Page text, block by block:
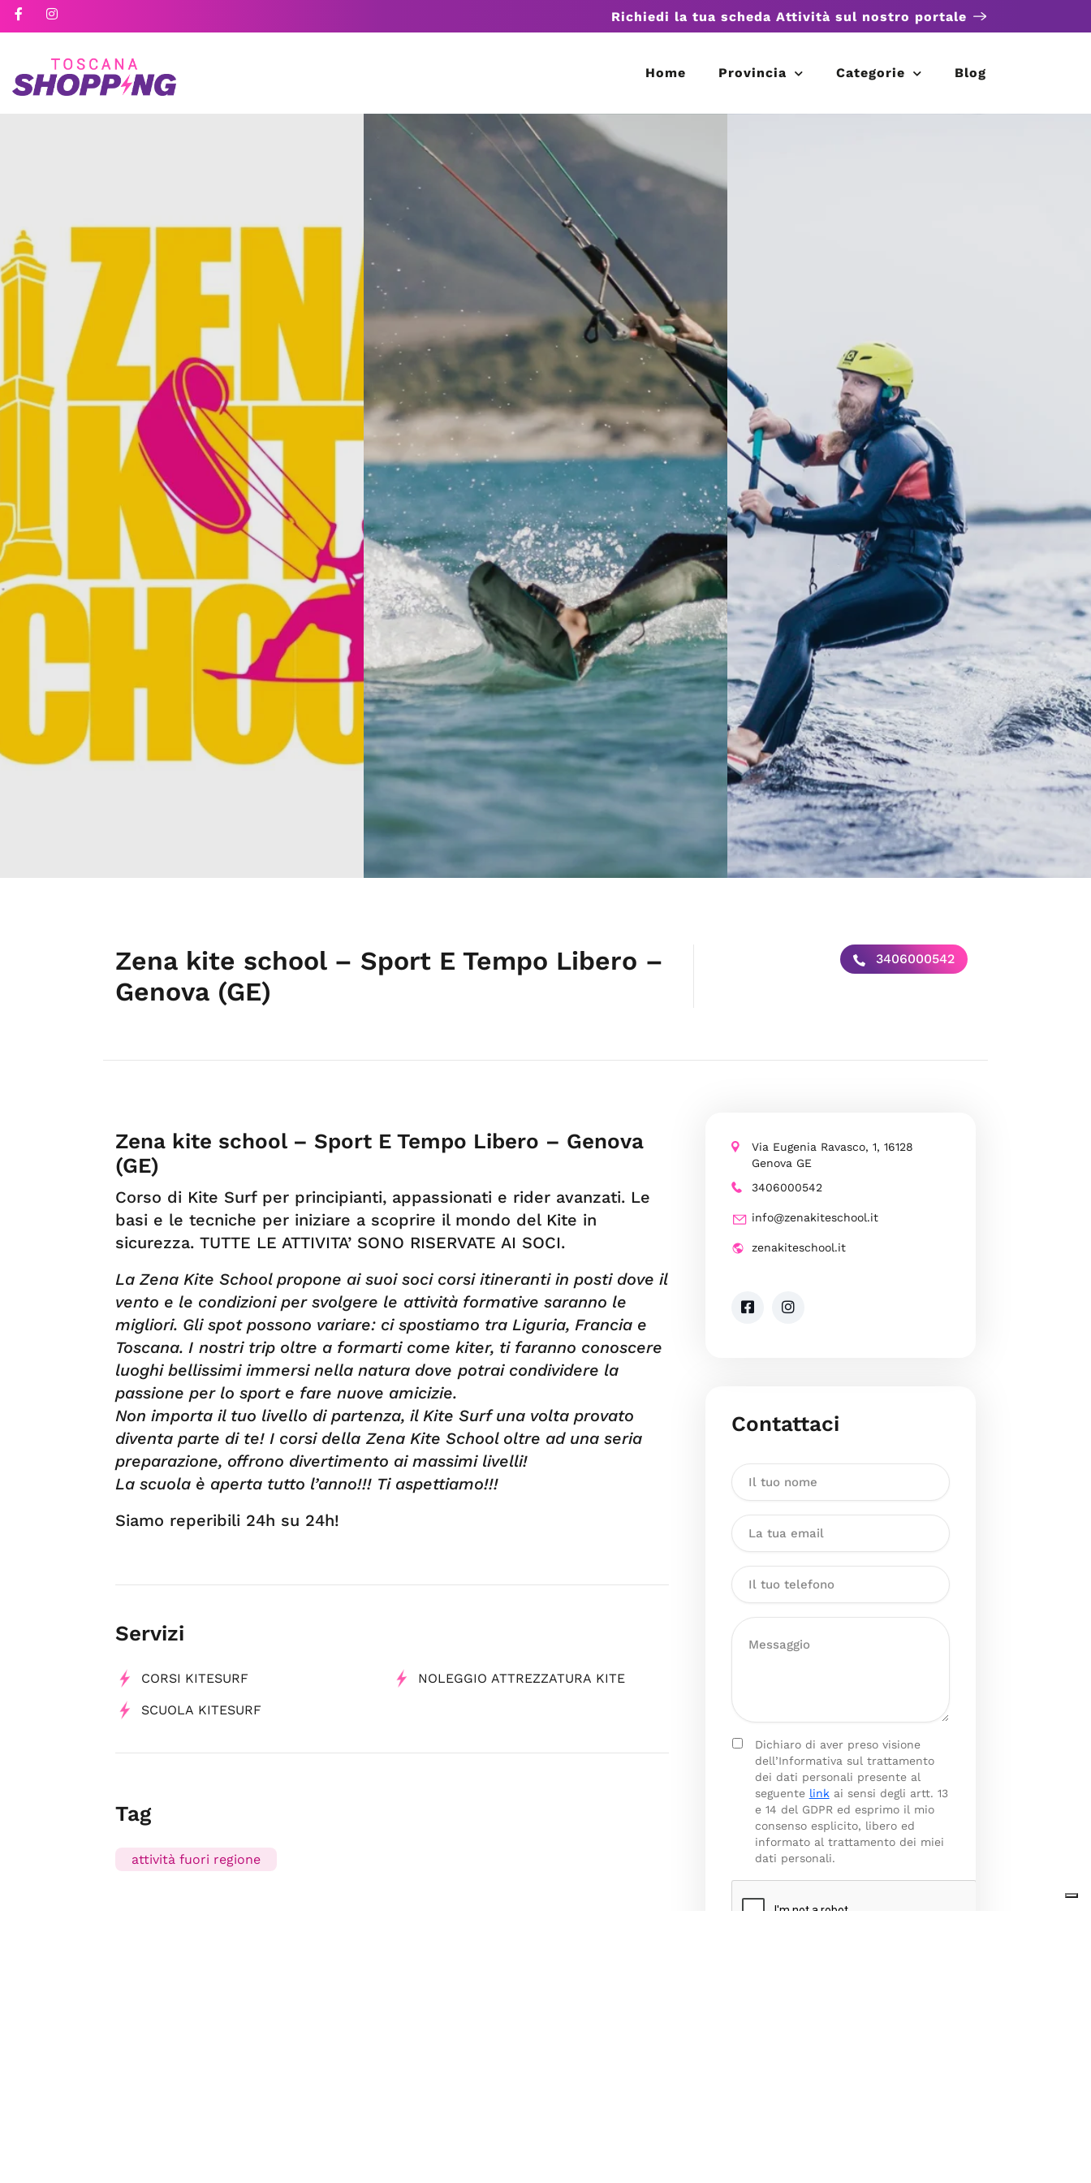
Richiedi la tua scheda Attività sul nostro portale
Home Provincia Categorie Blog
Zena kite school – Sport E Tempo Libero –
Genova (GE)
3406000542
Zena kite school – Sport E Tempo Libero – Genova
(GE)
Corso di Kite Surf per principianti, appassionati e rider avanzati. Le
basi e le tecniche per iniziare a scoprire il mondo del Kite in
sicurezza. TUTTE LE ATTIVITA’ SONO RISERVATE AI SOCI.
La Zena Kite School propone ai suoi soci corsi itineranti in posti dove il
vento e le condizioni per svolgere le attività formative saranno le
migliori. Gli spot possono variare: ci spostiamo tra Liguria, Francia e
Toscana. I nostri trip oltre a formarti come kiter, ti faranno conoscere
luoghi bellissimi immersi nella natura dove potrai condividere la
passione per lo sport e fare nuove amicizie.
Non importa il tuo livello di partenza, il Kite Surf una volta provato
diventa parte di te! I corsi della Zena Kite School oltre ad una seria
preparazione, offrono divertimento ai massimi livelli!
La scuola è aperta tutto l’anno!!! Ti aspettiamo!!!
Siamo reperibili 24h su 24h!
Servizi
CORSI KITESURF NOLEGGIO ATTREZZATURA KITE
SCUOLA KITESURF
Tag
attività fuori regione
Via Eugenia Ravasco, 1, 16128
Genova GE
3406000542
info@zenakiteschool.it
zenakiteschool.it
Contattaci
Dichiaro di aver preso visione
dell’Informativa sul trattamento
dei dati personali presente al
seguente linkai sensi degli artt. 13
e 14 del GDPR ed esprimo il mio
consenso esplicito, libero ed
informato al trattamento dei miei
dati personali.